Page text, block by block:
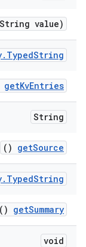
String value)
. TypedString
getKvEntries
String
getSource
()
. TypedString
getSummary
()
void